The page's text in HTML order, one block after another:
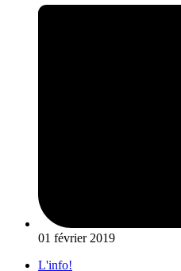
01 février 2019
L'info!